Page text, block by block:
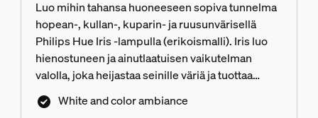
Luo mihin tahansa huoneeseen sopiva tunnelma
hopean-, kullan-, kuparin- ja ruusunvärisellä
Philips Hue Iris ‑lampulla (erikoismalli). Iris luo
hienostuneen ja ainutlaatuisen vaikutelman
valolla, joka heijastaa seinille väriä ja tuottaa
pehmeän taustavalon. Lisää Hue Bridge, joka tuo
käyttöön lisää ominaisuuksia.
White and color ambiance